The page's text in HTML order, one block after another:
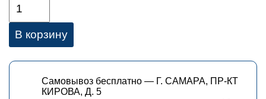
В корзину
Самовывоз бесплатно — Г. САМАРА, ПР-КТ
КИРОВА, Д. 5